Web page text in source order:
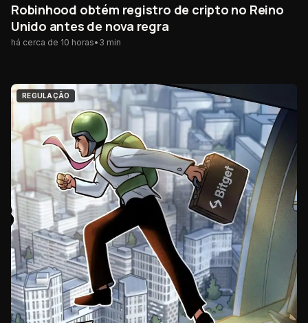
Robinhood obtém registro de cripto no Reino
Unido antes de nova regra
há cerca de 10 horas• 3 min
REGULAÇÃO